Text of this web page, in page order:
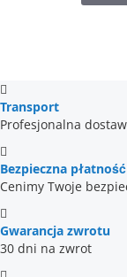
Transport
Profesjonalna
Bezpieczna płatność
Cenimy Twoje
Gwarancja zwrotu
30 dni na zwrot